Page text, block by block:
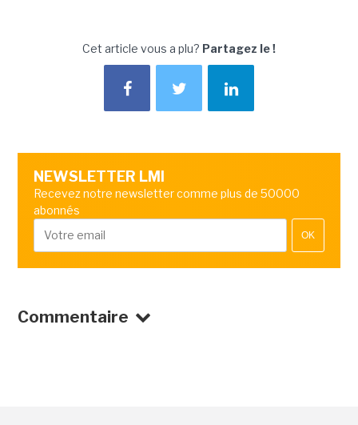
Cet article vous a plu? Partagez le !
NEWSLETTER LMI
Recevez notre newsletter comme plus de 50000
abonnés
OK
Commentaire